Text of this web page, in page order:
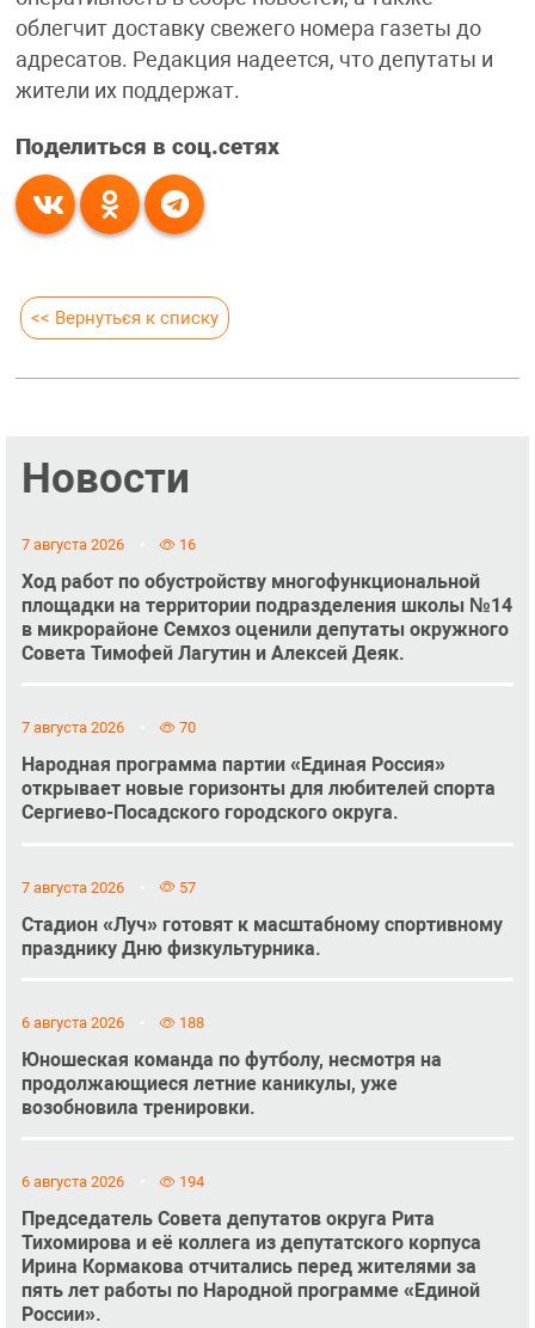
облегчит доставку свежего номера газеты до
адресатов. Редакция надеется, что депутаты и
жители их поддержат.
Поделиться в соц.сетях
<< Вернуться к списку
Новости
7 августа 2026 16
Ход работ по обустройству многофункциональной
площадки на территории подразделения школы №14
в микрорайоне Семхоз оценили депутаты окружного
Совета Тимофей Лагутин и Алексей Деяк.
7 августа 2026 70
Народная программа партии «Единая Россия»
открывает новые горизонты для любителей спорта
Сергиево-Посадского городского округа.
7 августа 2026 57
Стадион «Луч» готовят к масштабному спортивному
празднику Дню физкультурника.
6 августа 2026 188
Юношеская команда по футболу, несмотря на
продолжающиеся летние каникулы, уже
возобновила тренировки.
6 августа 2026 194
Председатель Совета депутатов округа Рита
Тихомирова и её коллега из депутатского корпуса
Ирина Кормакова отчитались перед жителями за
пять лет работы по Народной программе «Единой
России».